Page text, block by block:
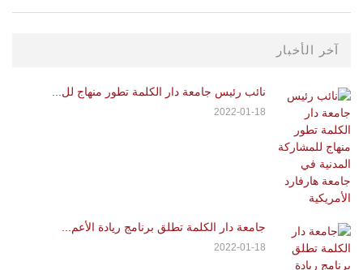
آخر الأخبار
نائب رئيس جامعة دار الكلمة تطور منهاج لل...
2022-01-18
جامعة دار الكلمة تطلق برنامج ريادة الأعم...
2022-01-18